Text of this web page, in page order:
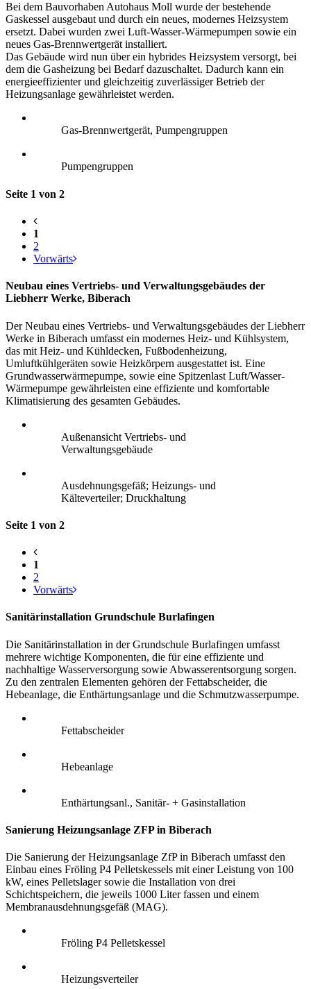
Bei dem Bauvorhaben Autohaus Moll wurde der bestehende
Gaskessel ausgebaut und durch ein neues, modernes Heizsystem
ersetzt. Dabei wurden zwei Luft-Wasser-Wärmepumpen sowie ein
neues Gas-Brennwertgerät installiert.
Das Gebäude wird nun über ein hybrides Heizsystem versorgt, bei
dem die Gasheizung bei Bedarf dazuschaltet. Dadurch kann ein
energieeffizienter und gleichzeitig zuverlässiger Betrieb der
Heizungsanlage gewährleistet werden.
Gas-Brennwertgerät, Pumpengruppen
Pumpengruppen
Seite 1 von 2
1
2
Vorwärts
Neubau eines Vertriebs- und Verwaltungsgebäudes der
Liebherr Werke, Biberach
Der Neubau eines Vertriebs- und Verwaltungsgebäudes der Liebherr
Werke in Biberach umfasst ein modernes Heiz- und Kühlsystem,
das mit Heiz- und Kühldecken, Fußbodenheizung,
Umluftkühlgeräten sowie Heizkörpern ausgestattet ist. Eine
Grundwasserwärmepumpe, sowie eine Spitzenlast Luft/Wasser-
Wärmepumpe gewährleisten eine effiziente und komfortable
Klimatisierung des gesamten Gebäudes.
Außenansicht Vertriebs- und
Verwaltungsgebäude
Ausdehnungsgefäß; Heizungs- und
Kälteverteiler; Druckhaltung
Seite 1 von 2
1
2
Vorwärts
Sanitärinstallation Grundschule Burlafingen
Die Sanitärinstallation in der Grundschule Burlafingen umfasst
mehrere wichtige Komponenten, die für eine effiziente und
nachhaltige Wasserversorgung sowie Abwasserentsorgung sorgen.
Zu den zentralen Elementen gehören der Fettabscheider, die
Hebeanlage, die Enthärtungsanlage und die Schmutzwasserpumpe.
Fettabscheider
Hebeanlage
Enthärtungsanl., Sanitär- + Gasinstallation
Sanierung Heizungsanlage ZFP in Biberach
Die Sanierung der Heizungsanlage ZfP in Biberach umfasst den
Einbau eines Fröling P4 Pelletskessels mit einer Leistung von 100
kW, eines Pelletslager sowie die Installation von drei
Schichtspeichern, die jeweils 1000 Liter fassen und einem
Membranausdehnungsgefäß (MAG).
Fröling P4 Pelletskessel
Heizungsverteiler